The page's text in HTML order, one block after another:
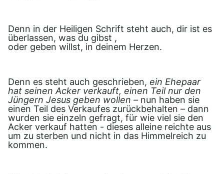
Denn in der Heiligen Schrift steht auch, dir ist es
überlassen, was du gibst ,
oder geben willst, in deinem Herzen.
Denn es steht auch geschrieben, ein Ehepaar
hat seinen Acker verkauft, einen Teil nur den
Jüngern Jesus geben wollen – nun haben sie
einen Teil des Verkaufes zurückbehalten – dann
wurden sie einzeln gefragt, für wie viel sie den
Acker verkauf hatten - dieses alleine reichte aus
um zu sterben und nicht in das Himmelreich zu
kommen.